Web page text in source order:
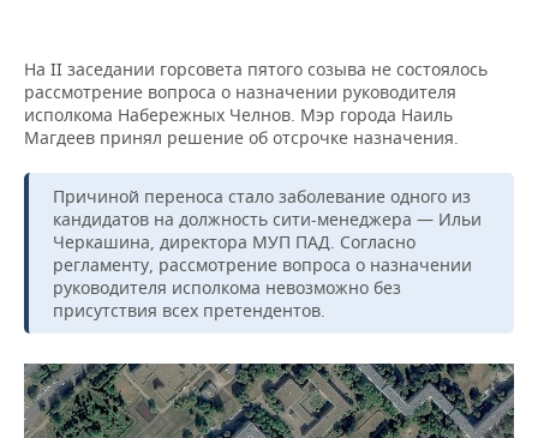
ONLINE-КОНФЕРЕНЦИИ
ОТКРЫТАЯ ЛЕКЦИЯ
ХОККЕЙ
БАСКЕТБОЛ
КИБЕРСПОРТ
ФИГУРНОЕ КАТАНИЕ
ХОККЕЙ С МЯЧОМ
ВЛАСТЬ
ИНФРАСТРУКТУРА
КУЛЬТУРА
МЕДИЦИНА
ПРОИСШЕСТВИЯ
СЮЖЕТЫ
СПРАВОЧНИК
СПИСОК КОМПАНИЙ
ПОЛНАЯ ВЕРСИЯ
На II заседании горсовета пятого созыва не состоялось
рассмотрение вопроса о назначении руководителя
исполкома Набережных Челнов. Мэр города Наиль
Магдеев принял решение об отсрочке назначения.
Причиной переноса стало заболевание одного из
кандидатов на должность сити-менеджера — Ильи
Черкашина, директора МУП ПАД. Согласно
регламенту, рассмотрение вопроса о назначении
руководителя исполкома невозможно без
присутствия всех претендентов.